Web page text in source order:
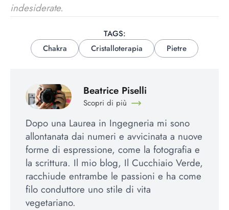
indesiderate.
TAGS:
Chakra
Cristalloterapia Pietre
Beatrice Piselli
Scopri di più
Dopo una Laurea in Ingegneria mi sono
allontanata dai numeri e avvicinata a nuove
forme di espressione, come la fotografia e
la scrittura. Il mio blog, Il Cucchiaio Verde,
racchiude entrambe le passioni e ha come
filo conduttore uno stile di vita
vegetariano.